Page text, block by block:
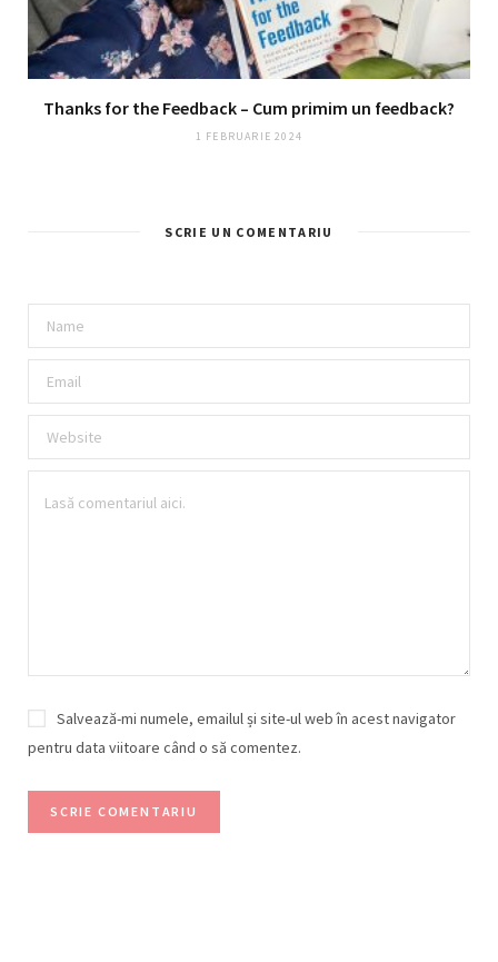
Thanks for the Feedback – Cum primim un feedback?
1 FEBRUARIE 2024
SCRIE UN COMENTARIU
Salvează-mi numele, emailul și site-ul web în acest navigator
pentru data viitoare când o să comentez.